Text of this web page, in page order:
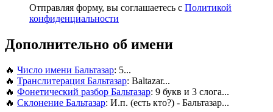
Отправляя форму, вы соглашаетесь с Политикой
конфиденциальности
Дополнительно об имени
🔥 Число имени Бальтазар: 5...
🔥 Транслитерация Бальтазар: Baltazar...
🔥 Фонетический разбор Бальтазар: 9 букв и 3 слога...
🔥 Склонение Бальтазар: И.п. (есть кто?) - Бальтазар...